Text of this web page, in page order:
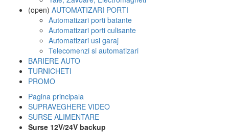
(open) AUTOMATIZARI PORTI
Automatizari porti batante
Automatizari porti culisante
Automatizari usi garaj
Telecomenzi si automatizari
BARIERE AUTO
TURNICHETI
PROMO
Pagina principala
SUPRAVEGHERE VIDEO
SURSE ALIMENTARE
Surse 12V/24V backup